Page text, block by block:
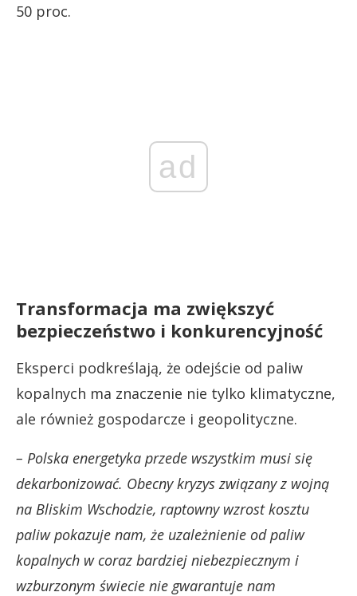
50 proc.
ad
Transformacja ma zwiększyć
bezpieczeństwo i konkurencyjność
Eksperci podkreślają, że odejście od paliw
kopalnych ma znaczenie nie tylko klimatyczne,
ale również gospodarcze i geopolityczne.
– Polska energetyka przede wszystkim musi się
dekarbonizować. Obecny kryzys związany z wojną
na Bliskim Wschodzie, raptowny wzrost kosztu
paliw pokazuje nam, że uzależnienie od paliw
kopalnych w coraz bardziej niebezpiecznym i
wzburzonym świecie nie gwarantuje nam